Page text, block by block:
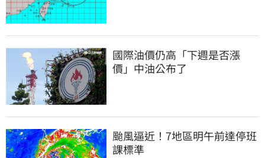
國際油價仍高「下週是否漲
價」中油公布了
颱風逼近！7地區明午前達停班
課標準